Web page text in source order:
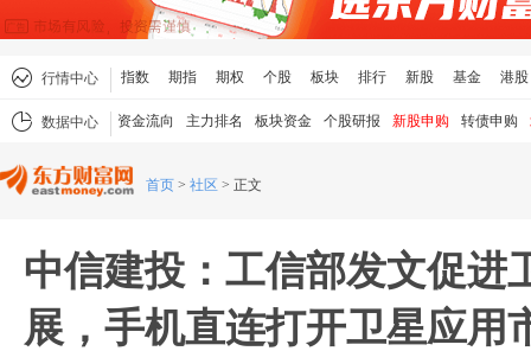
行情中心 指数 期指 期权 个股 板块 排行 新股 基金 港股
数据中心 资金流向 主力排名 板块资金 个股研报 新股申购 转债申购
首页 > 社区 > 正文
中信建投：工信部发文促进
展，手机直连打开卫星应用